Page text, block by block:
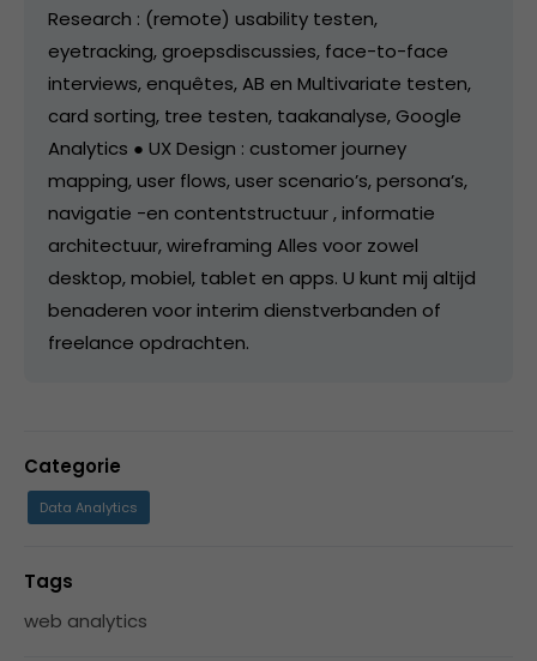
Research : (remote) usability testen,
eyetracking, groepsdiscussies, face-to-face
interviews, enquêtes, AB en Multivariate testen,
card sorting, tree testen, taakanalyse, Google
Analytics ● UX Design : customer journey
mapping, user flows, user scenario’s, persona’s,
navigatie -en contentstructuur , informatie
architectuur, wireframing Alles voor zowel
desktop, mobiel, tablet en apps. U kunt mij altijd
benaderen voor interim dienstverbanden of
freelance opdrachten.
Categorie
Data Analytics
Tags
web analytics